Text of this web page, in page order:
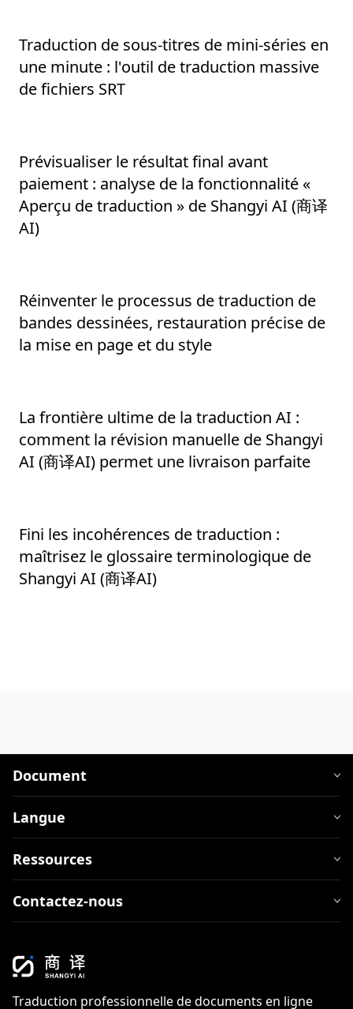
Traduction de sous-titres de mini-séries en
une minute : l'outil de traduction massive
de fichiers SRT
Prévisualiser le résultat final avant
paiement : analyse de la fonctionnalité «
Aperçu de traduction » de Shangyi AI (商译
AI)
Réinventer le processus de traduction de
bandes dessinées, restauration précise de
la mise en page et du style
La frontière ultime de la traduction AI :
comment la révision manuelle de Shangyi
AI (商译AI) permet une livraison parfaite
Fini les incohérences de traduction :
maîtrisez le glossaire terminologique de
Shangyi AI (商译AI)
Document
Langue
Ressources
Contactez-nous
Traduction professionnelle de documents en ligne